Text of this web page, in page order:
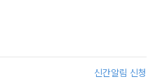
신간알림 신청